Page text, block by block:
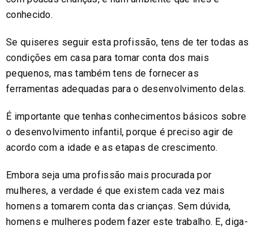
conhecido.
Se quiseres seguir esta profissão, tens de ter todas as
condições em casa para tomar conta dos mais
pequenos, mas também tens de fornecer as
ferramentas adequadas para o desenvolvimento delas.
É importante que tenhas conhecimentos básicos sobre
o desenvolvimento infantil, porque é preciso agir de
acordo com a idade e as etapas de crescimento.
Embora seja uma profissão mais procurada por
mulheres, a verdade é que existem cada vez mais
homens a tomarem conta das crianças. Sem dúvida,
homens e mulheres podem fazer este trabalho. E, diga-